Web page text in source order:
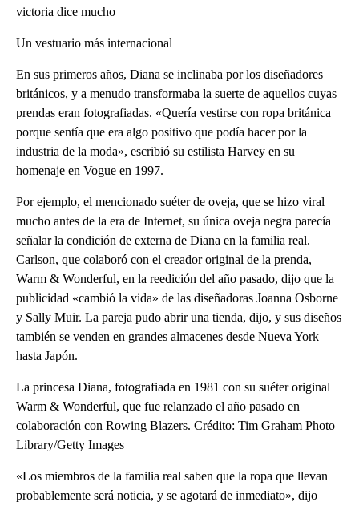
victoria dice mucho
Un vestuario más internacional
En sus primeros años, Diana se inclinaba por los diseñadores
británicos, y a menudo transformaba la suerte de aquellos cuyas
prendas eran fotografiadas. «Quería vestirse con ropa británica
porque sentía que era algo positivo que podía hacer por la
industria de la moda», escribió su estilista Harvey en su
homenaje en Vogue en 1997.
Por ejemplo, el mencionado suéter de oveja, que se hizo viral
mucho antes de la era de Internet, su única oveja negra parecía
señalar la condición de externa de Diana en la familia real.
Carlson, que colaboró con el creador original de la prenda,
Warm & Wonderful, en la reedición del año pasado, dijo que la
publicidad «cambió la vida» de las diseñadoras Joanna Osborne
y Sally Muir. La pareja pudo abrir una tienda, dijo, y sus diseños
también se venden en grandes almacenes desde Nueva York
hasta Japón.
La princesa Diana, fotografiada en 1981 con su suéter original
Warm & Wonderful, que fue relanzado el año pasado en
colaboración con Rowing Blazers. Crédito: Tim Graham Photo
Library/Getty Images
«Los miembros de la familia real saben que la ropa que llevan
probablemente será noticia, y se agotará de inmediato», dijo